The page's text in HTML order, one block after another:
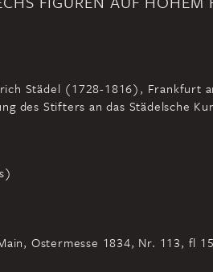
Städel (1728-1816), Frankfurt
des Stifters an das Städelsche
Ostermesse 1834, Nr. 113, fl